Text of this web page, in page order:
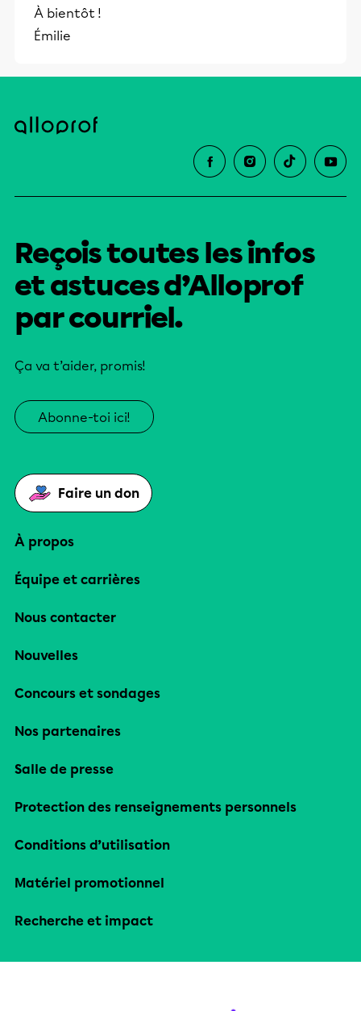
À bientôt !
Émilie
Reçois toutes les infos
et astuces d’Alloprof
par courriel.
Ça va t’aider, promis!
Abonne-toi ici!
Faire un don
À propos
Équipe et carrières
Nous contacter
Nouvelles
Concours et sondages
Nos partenaires
Salle de presse
Protection des renseignements personnels
Conditions d’utilisation
Matériel promotionnel
Recherche et impact